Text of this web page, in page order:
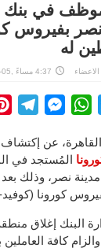
موظف في بنك
نصر بفيروس
له
4:37 مساءً ,05-04-2020
Twitter
WhatsApp
عن
المُستجد في
نصر، وذلك بعد
كورونا (كوفيد-
البنك إغلاق
كافة العاملين